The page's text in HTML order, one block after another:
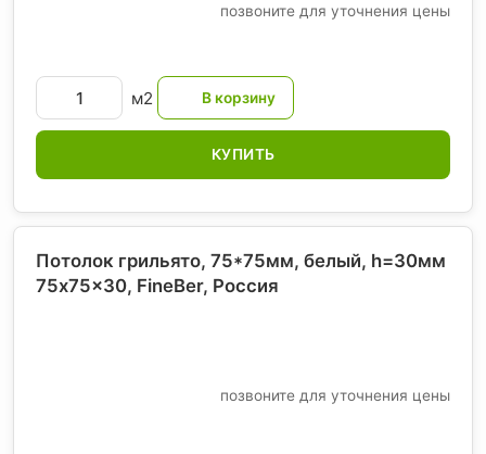
позвоните для уточнения цены
м2
КУПИТЬ
Потолок грильято, 75*75мм, белый, h=30мм
75x75x30, FineBer, Россия
позвоните для уточнения цены